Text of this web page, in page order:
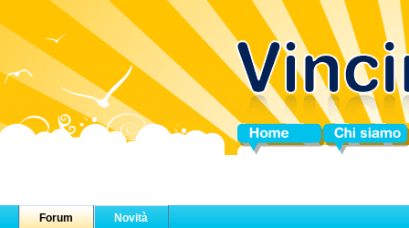
Home Chi siamo
Forum Novità